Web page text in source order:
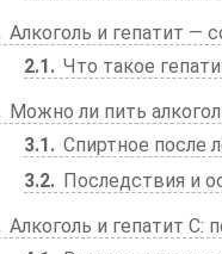
Алкоголь и гепатит —
2.1
Что такое
Можно ли пить
3.1
Спиртное после
3.2
Последствия и
Алкоголь и гепатит С: